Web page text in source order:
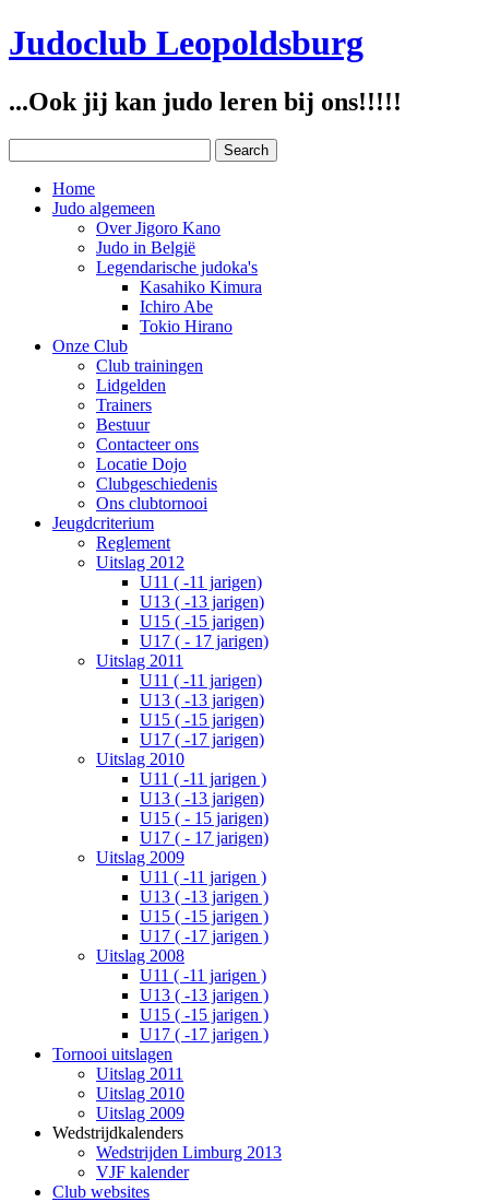
Judoclub Leopoldsburg
...Ook jij kan judo leren bij ons!!!!!
Home
Judo algemeen
Over Jigoro Kano
Judo in België
Legendarische judoka's
Kasahiko Kimura
Ichiro Abe
Tokio Hirano
Onze Club
Club trainingen
Lidgelden
Trainers
Bestuur
Contacteer ons
Locatie Dojo
Clubgeschiedenis
Ons clubtornooi
Jeugdcriterium
Reglement
Uitslag 2012
U11 ( -11 jarigen)
U13 ( -13 jarigen)
U15 ( -15 jarigen)
U17 ( - 17 jarigen)
Uitslag 2011
U11 ( -11 jarigen)
U13 ( -13 jarigen)
U15 ( -15 jarigen)
U17 ( -17 jarigen)
Uitslag 2010
U11 ( -11 jarigen )
U13 ( -13 jarigen)
U15 ( - 15 jarigen)
U17 ( - 17 jarigen)
Uitslag 2009
U11 ( -11 jarigen )
U13 ( -13 jarigen )
U15 ( -15 jarigen )
U17 ( -17 jarigen )
Uitslag 2008
U11 ( -11 jarigen )
U13 ( -13 jarigen )
U15 ( -15 jarigen )
U17 ( -17 jarigen )
Tornooi uitslagen
Uitslag 2011
Uitslag 2010
Uitslag 2009
Wedstrijdkalenders
Wedstrijden Limburg 2013
VJF kalender
Club websites